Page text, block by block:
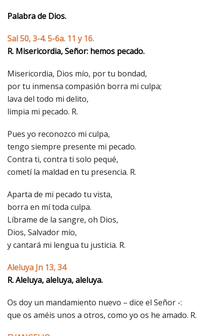
Palabra de Dios.
Sal 50, 3-4. 5-6a. 11 y 16.
R. Misericordia, Señor: hemos pecado.
Misericordia, Dios mío, por tu bondad,
por tu inmensa compasión borra mi culpa;
lava del todo mi delito,
limpia mi pecado. R.
Pues yo reconozco mi culpa,
tengo siempre presente mi pecado.
Contra ti, contra ti solo pequé,
cometí la maldad en tu presencia. R.
Aparta de mi pecado tu vista,
borra en mí toda culpa.
Líbrame de la sangre, oh Dios,
Dios, Salvador mío,
y cantará mi lengua tu justicia. R.
Aleluya Jn 13, 34
R. Aleluya, aleluya, aleluya.
Os doy un mandamiento nuevo – dice el Señor -:
que os améis unos a otros, como yo os he amado. R.